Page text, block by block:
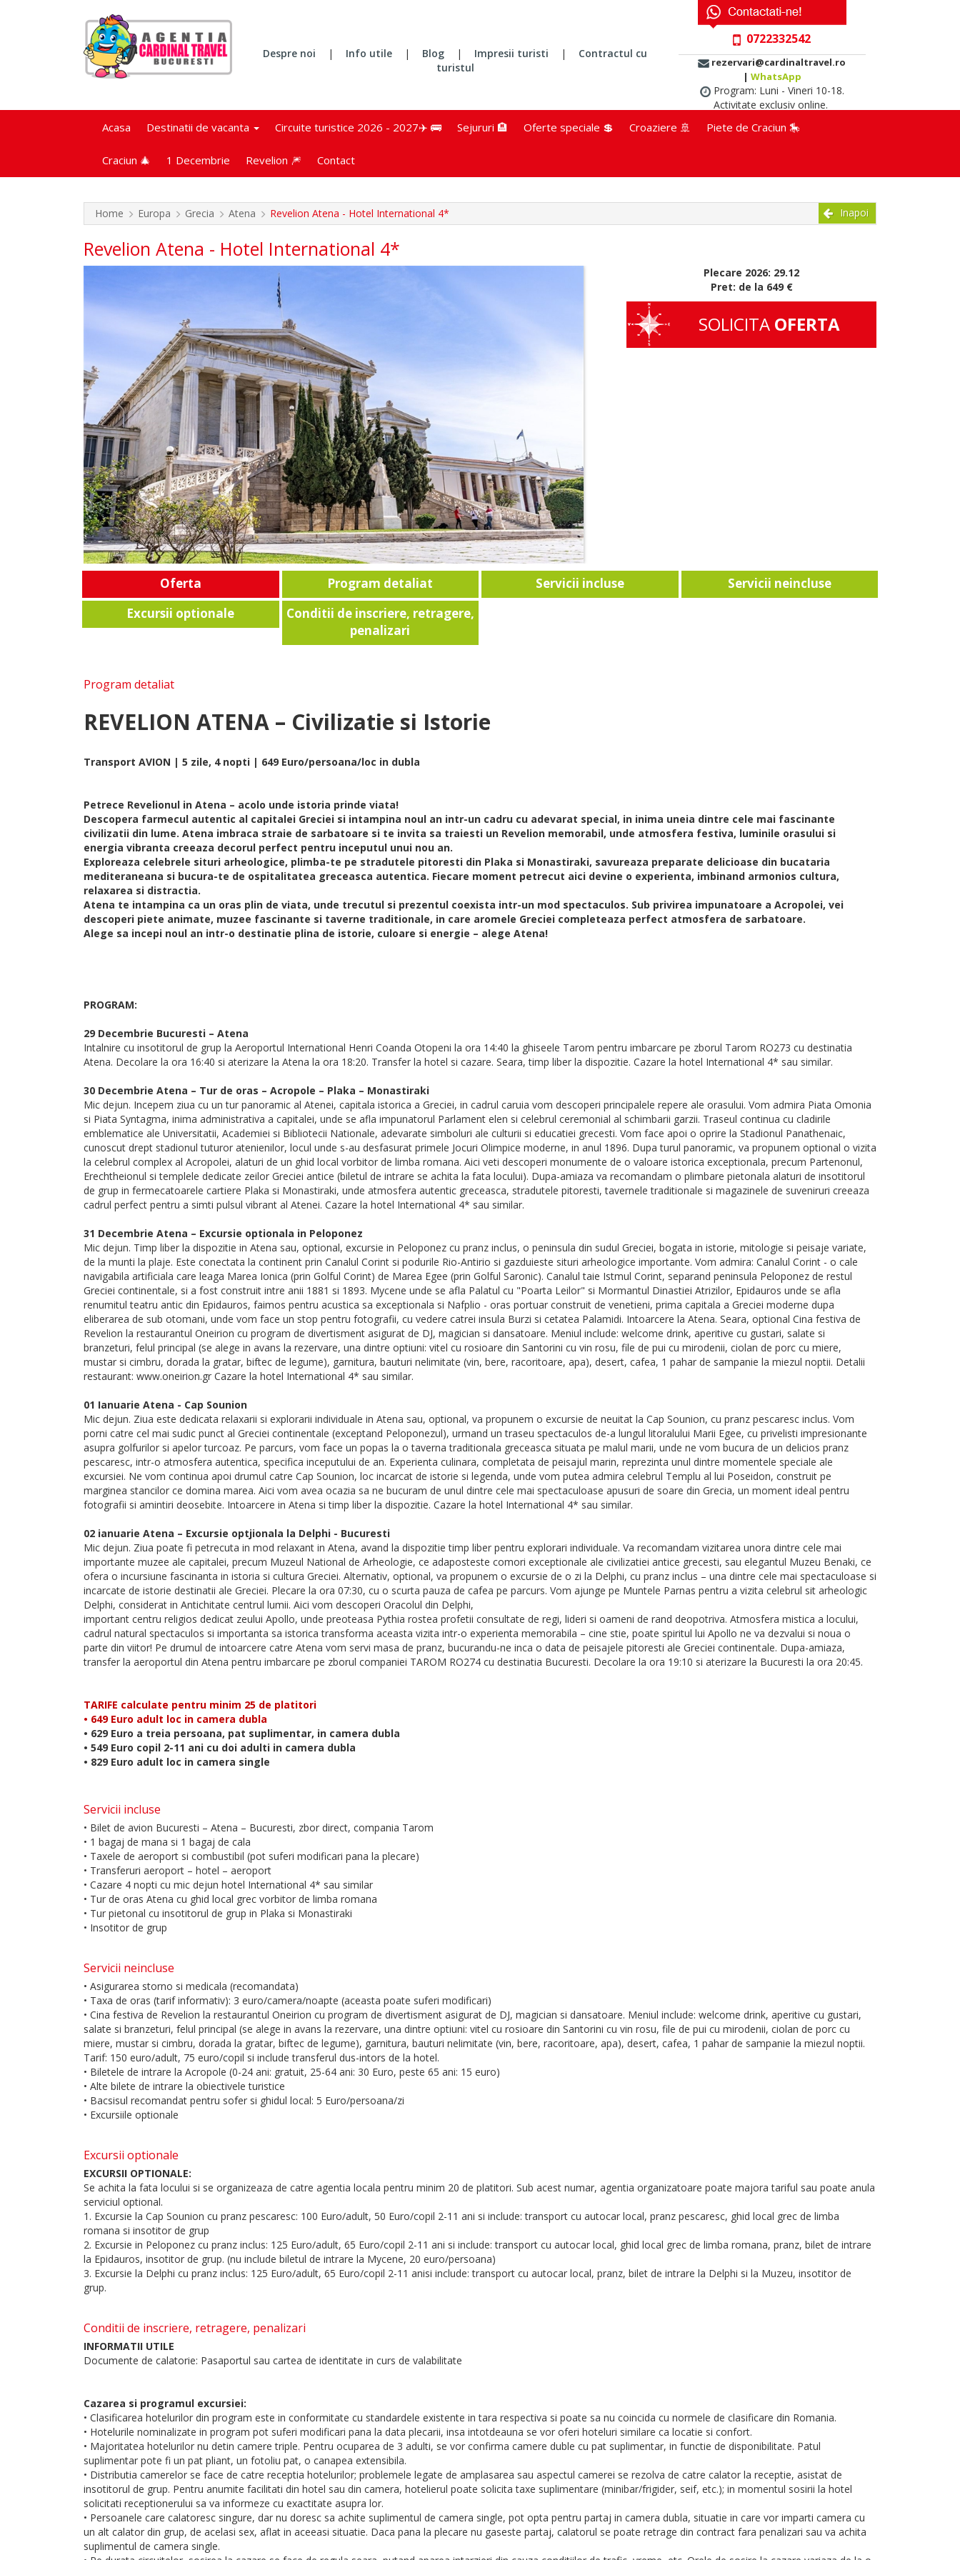
Despre noi | Info utile | Blog | Impresii turisti |
Contractul cu
turistul
0722332542
rezervari@cardinaltravel.ro
| WhatsApp
Program: Luni - Vineri 10-18.
Activitate exclusiv online.
Acasa Destinatii de vacanta Circuite turistice 2026 - 2027✈️ 🚌 Sejururi 🏨 Oferte speciale 💲 Croaziere 🚢 Piete de Craciun 🎠
Craciun 🎄 1 Decembrie Revelion 🎆 Contact
Home Europa Grecia Atena Revelion Atena - Hotel International 4* Inapoi
Revelion Atena - Hotel International 4*
Plecare 2026: 29.12
Pret: de la 649 €
SOLICITA OFERTA
Oferta Program detaliat Servicii incluse
Servicii neincluse
Excursii optionale
Conditii de inscriere, retragere,
penalizari
Program detaliat
REVELION ATENA – Civilizatie si Istorie
Transport AVION | 5 zile, 4 nopti | 649 Euro/persoana/loc in dubla
Petrece Revelionul in Atena – acolo unde istoria prinde viata!
Descopera farmecul autentic al capitalei Greciei si intampina noul an intr-un cadru cu adevarat special, in inima uneia dintre cele mai fascinante
civilizatii din lume. Atena imbraca straie de sarbatoare si te invita sa traiesti un Revelion memorabil, unde atmosfera festiva, luminile orasului si
energia vibranta creeaza decorul perfect pentru inceputul unui nou an.
Exploreaza celebrele situri arheologice, plimba-te pe stradutele pitoresti din Plaka si Monastiraki, savureaza preparate delicioase din bucataria
mediteraneana si bucura-te de ospitalitatea greceasca autentica. Fiecare moment petrecut aici devine o experienta, imbinand armonios cultura,
relaxarea si distractia.
Atena te intampina ca un oras plin de viata, unde trecutul si prezentul coexista intr-un mod spectaculos. Sub privirea impunatoare a Acropolei, vei
descoperi piete animate, muzee fascinante si taverne traditionale, in care aromele Greciei completeaza perfect atmosfera de sarbatoare.
Alege sa incepi noul an intr-o destinatie plina de istorie, culoare si energie – alege Atena!
PROGRAM:
29 Decembrie Bucuresti – Atena
Intalnire cu insotitorul de grup la Aeroportul International Henri Coanda Otopeni la ora 14:40 la ghiseele Tarom pentru imbarcare pe zborul Tarom RO273 cu destinatia
Atena. Decolare la ora 16:40 si aterizare la Atena la ora 18:20. Transfer la hotel si cazare. Seara, timp liber la dispozitie. Cazare la hotel International 4* sau similar.
30 Decembrie Atena – Tur de oras – Acropole – Plaka – Monastiraki
Mic dejun. Incepem ziua cu un tur panoramic al Atenei, capitala istorica a Greciei, in cadrul caruia vom descoperi principalele repere ale orasului. Vom admira Piata Omonia
si Piata Syntagma, inima administrativa a capitalei, unde se afla impunatorul Parlament elen si celebrul ceremonial al schimbarii garzii. Traseul continua cu cladirile
emblematice ale Universitatii, Academiei si Bibliotecii Nationale, adevarate simboluri ale culturii si educatiei grecesti. Vom face apoi o oprire la Stadionul Panathenaic,
cunoscut drept stadionul tuturor atenienilor, locul unde s-au desfasurat primele Jocuri Olimpice moderne, in anul 1896. Dupa turul panoramic, va propunem optional o vizita
la celebrul complex al Acropolei, alaturi de un ghid local vorbitor de limba romana. Aici veti descoperi monumente de o valoare istorica exceptionala, precum Partenonul,
Erechtheionul si templele dedicate zeilor Greciei antice (biletul de intrare se achita la fata locului). Dupa-amiaza va recomandam o plimbare pietonala alaturi de insotitorul
de grup in fermecatoarele cartiere Plaka si Monastiraki, unde atmosfera autentic greceasca, stradutele pitoresti, tavernele traditionale si magazinele de suveniruri creeaza
cadrul perfect pentru a simti pulsul vibrant al Atenei. Cazare la hotel International 4* sau similar.
31 Decembrie Atena – Excursie optionala in Peloponez
Mic dejun. Timp liber la dispozitie in Atena sau, optional, excursie in Peloponez cu pranz inclus, o peninsula din sudul Greciei, bogata in istorie, mitologie si peisaje variate,
de la munti la plaje. Este conectata la continent prin Canalul Corint si podurile Rio-Antirio si gazduieste situri arheologice importante. Vom admira: Canalul Corint - o cale
navigabila artificiala care leaga Marea Ionica (prin Golful Corint) de Marea Egee (prin Golful Saronic). Canalul taie Istmul Corint, separand peninsula Peloponez de restul
Greciei continentale, si a fost construit intre anii 1881 si 1893. Mycene unde se afla Palatul cu "Poarta Leilor" si Mormantul Dinastiei Atrizilor, Epidauros unde se afla
renumitul teatru antic din Epidauros, faimos pentru acustica sa exceptionala si Nafplio - oras portuar construit de venetieni, prima capitala a Greciei moderne dupa
eliberarea de sub otomani, unde vom face un stop pentru fotografii, cu vedere catrei insula Burzi si cetatea Palamidi. Intoarcere la Atena. Seara, optional Cina festiva de
Revelion la restaurantul Oneirion cu program de divertisment asigurat de DJ, magician si dansatoare. Meniul include: welcome drink, aperitive cu gustari, salate si
branzeturi, felul principal (se alege in avans la rezervare, una dintre optiuni: vitel cu rosioare din Santorini cu vin rosu, file de pui cu mirodenii, ciolan de porc cu miere,
mustar si cimbru, dorada la gratar, biftec de legume), garnitura, bauturi nelimitate (vin, bere, racoritoare, apa), desert, cafea, 1 pahar de sampanie la miezul noptii. Detalii
restaurant: www.oneirion.gr Cazare la hotel International 4* sau similar.
01 Ianuarie Atena - Cap Sounion
Mic dejun. Ziua este dedicata relaxarii si explorarii individuale in Atena sau, optional, va propunem o excursie de neuitat la Cap Sounion, cu pranz pescaresc inclus. Vom
porni catre cel mai sudic punct al Greciei continentale (exceptand Peloponezul), urmand un traseu spectaculos de-a lungul litoralului Marii Egee, cu privelisti impresionante
asupra golfurilor si apelor turcoaz. Pe parcurs, vom face un popas la o taverna traditionala greceasca situata pe malul marii, unde ne vom bucura de un delicios pranz
pescaresc, intr-o atmosfera autentica, specifica inceputului de an. Experienta culinara, completata de peisajul marin, reprezinta unul dintre momentele speciale ale
excursiei. Ne vom continua apoi drumul catre Cap Sounion, loc incarcat de istorie si legenda, unde vom putea admira celebrul Templu al lui Poseidon, construit pe
marginea stancilor ce domina marea. Aici vom avea ocazia sa ne bucuram de unul dintre cele mai spectaculoase apusuri de soare din Grecia, un moment ideal pentru
fotografii si amintiri deosebite. Intoarcere in Atena si timp liber la dispozitie. Cazare la hotel International 4* sau similar.
02 ianuarie Atena – Excursie optjionala la Delphi - Bucuresti
Mic dejun. Ziua poate fi petrecuta in mod relaxant in Atena, avand la dispozitie timp liber pentru explorari individuale. Va recomandam vizitarea unora dintre cele mai
importante muzee ale capitalei, precum Muzeul National de Arheologie, ce adaposteste comori exceptionale ale civilizatiei antice grecesti, sau elegantul Muzeu Benaki, ce
ofera o incursiune fascinanta in istoria si cultura Greciei. Alternativ, optional, va propunem o excursie de o zi la Delphi, cu pranz inclus – una dintre cele mai spectaculoase si
incarcate de istorie destinatii ale Greciei. Plecare la ora 07:30, cu o scurta pauza de cafea pe parcurs. Vom ajunge pe Muntele Parnas pentru a vizita celebrul sit arheologic
Delphi, considerat in Antichitate centrul lumii. Aici vom descoperi Oracolul din Delphi,
important centru religios dedicat zeului Apollo, unde preoteasa Pythia rostea profetii consultate de regi, lideri si oameni de rand deopotriva. Atmosfera mistica a locului,
cadrul natural spectaculos si importanta sa istorica transforma aceasta vizita intr-o experienta memorabila – cine stie, poate spiritul lui Apollo ne va dezvalui si noua o
parte din viitor! Pe drumul de intoarcere catre Atena vom servi masa de pranz, bucurandu-ne inca o data de peisajele pitoresti ale Greciei continentale. Dupa-amiaza,
transfer la aeroportul din Atena pentru imbarcare pe zborul companiei TAROM RO274 cu destinatia Bucuresti. Decolare la ora 19:10 si aterizare la Bucuresti la ora 20:45.
TARIFE calculate pentru minim 25 de platitori
• 649 Euro adult loc in camera dubla
• 629 Euro a treia persoana, pat suplimentar, in camera dubla
• 549 Euro copil 2-11 ani cu doi adulti in camera dubla
• 829 Euro adult loc in camera single
Servicii incluse
• Bilet de avion Bucuresti – Atena – Bucuresti, zbor direct, compania Tarom
• 1 bagaj de mana si 1 bagaj de cala
• Taxele de aeroport si combustibil (pot suferi modificari pana la plecare)
• Transferuri aeroport – hotel – aeroport
• Cazare 4 nopti cu mic dejun hotel International 4* sau similar
• Tur de oras Atena cu ghid local grec vorbitor de limba romana
• Tur pietonal cu insotitorul de grup in Plaka si Monastiraki
• Insotitor de grup
Servicii neincluse
• Asigurarea storno si medicala (recomandata)
• Taxa de oras (tarif informativ): 3 euro/camera/noapte (aceasta poate suferi modificari)
• Cina festiva de Revelion la restaurantul Oneirion cu program de divertisment asigurat de DJ, magician si dansatoare. Meniul include: welcome drink, aperitive cu gustari,
salate si branzeturi, felul principal (se alege in avans la rezervare, una dintre optiuni: vitel cu rosioare din Santorini cu vin rosu, file de pui cu mirodenii, ciolan de porc cu
miere, mustar si cimbru, dorada la gratar, biftec de legume), garnitura, bauturi nelimitate (vin, bere, racoritoare, apa), desert, cafea, 1 pahar de sampanie la miezul noptii.
Tarif: 150 euro/adult, 75 euro/copil si include transferul dus-intors de la hotel.
• Biletele de intrare la Acropole (0-24 ani: gratuit, 25-64 ani: 30 Euro, peste 65 ani: 15 euro)
• Alte bilete de intrare la obiectivele turistice
• Bacsisul recomandat pentru sofer si ghidul local: 5 Euro/persoana/zi
• Excursiile optionale
Excursii optionale
EXCURSII OPTIONALE:
Se achita la fata locului si se organizeaza de catre agentia locala pentru minim 20 de platitori. Sub acest numar, agentia organizatoare poate majora tariful sau poate anula
serviciul optional.
1. Excursie la Cap Sounion cu pranz pescaresc: 100 Euro/adult, 50 Euro/copil 2-11 ani si include: transport cu autocar local, pranz pescaresc, ghid local grec de limba
romana si insotitor de grup
2. Excursie in Peloponez cu pranz inclus: 125 Euro/adult, 65 Euro/copil 2-11 ani si include: transport cu autocar local, ghid local grec de limba romana, pranz, bilet de intrare
la Epidauros, insotitor de grup. (nu include biletul de intrare la Mycene, 20 euro/persoana)
3. Excursie la Delphi cu pranz inclus: 125 Euro/adult, 65 Euro/copil 2-11 anisi include: transport cu autocar local, pranz, bilet de intrare la Delphi si la Muzeu, insotitor de
grup.
Conditii de inscriere, retragere, penalizari
INFORMATII UTILE
Documente de calatorie: Pasaportul sau cartea de identitate in curs de valabilitate
Cazarea si programul excursiei:
• Clasificarea hotelurilor din program este in conformitate cu standardele existente in tara respectiva si poate sa nu coincida cu normele de clasificare din Romania.
• Hotelurile nominalizate in program pot suferi modificari pana la data plecarii, insa intotdeauna se vor oferi hoteluri similare ca locatie si confort.
• Majoritatea hotelurilor nu detin camere triple. Pentru ocuparea de 3 adulti, se vor confirma camere duble cu pat suplimentar, in functie de disponibilitate. Patul
suplimentar pote fi un pat pliant, un fotoliu pat, o canapea extensibila.
• Distributia camerelor se face de catre receptia hotelurilor; problemele legate de amplasarea sau aspectul camerei se rezolva de catre calator la receptie, asistat de
insotitorul de grup. Pentru anumite facilitati din hotel sau din camera, hotelierul poate solicita taxe suplimentare (minibar/frigider, seif, etc.); in momentul sosirii la hotel
solicitati receptionerului sa va informeze cu exactitate asupra lor.
• Persoanele care calatoresc singure, dar nu doresc sa achite suplimentul de camera single, pot opta pentru partaj in camera dubla, situatie in care vor imparti camera cu
un alt calator din grup, de acelasi sex, aflat in aceeasi situatie. Daca pana la plecare nu gaseste partaj, calatorul se poate retrage din contract fara penalizari sau va achita
suplimentul de camera single.